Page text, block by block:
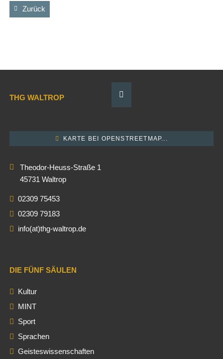
Zurück
THG WALTROP
KARTE BEI OPENSTREETMAP...
Theodor-Heuss-Straße 1
45731 Waltrop
02309 75453
02309 79183
info(at)thg-waltrop.de
DIE FÜNF SÄULEN
Kultur
MINT
Sport
Sprachen
Geisteswissenschaften